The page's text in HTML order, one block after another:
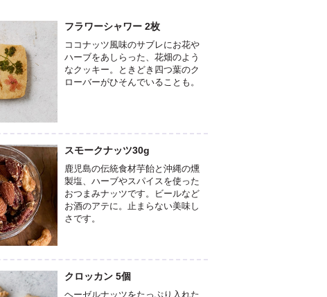
フラワーシャワー 2枚
ココナッツ風味のサブレにお花や
ハーブをあしらった、花畑のよう
なクッキー。ときどき四つ葉のク
ローバーがひそんでいることも。
スモークナッツ30g
鹿児島の伝統食材芋飴と沖縄の燻
製塩、ハーブやスパイスを使った
おつまみナッツです。ビールなど
お酒のアテに。止まらない美味し
さです。
クロッカン 5個
ヘーゼルナッツをたっぷり入れた